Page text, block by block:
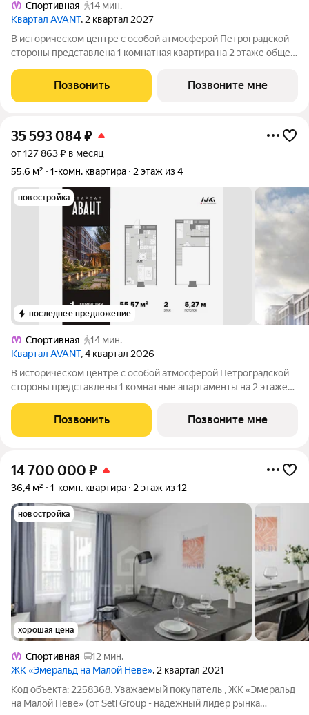
Спортивная
14 мин.
Квартал AVANT, 2 квартал 2027
В историческом центре с особой атмосферой Петроградской
стороны представлена 1 комнатная квартира на 2 этаже общей
представлены уникальные квартиры и апартаменты для
ценителей камерности и равновесия.
Позвонить Позвоните мне
35 593 084₽
от 127 863 ₽ в месяц
55,6 м²
1-комн. квартира 2 этаж из 4
новостройка
последнее предложение
Спортивная
14 мин.
Квартал AVANT, 4 квартал 2026
В историческом центре с особой атмосферой Петроградской
стороны представлены 1 комнатные апартаменты на 2 этаже
представлены уникальные Life-work апартаменты с эстетикой
лофта. Окружение корпуса
Позвонить Позвоните мне
14 700 000 ₽
36,4 м² 1-комн. квартира 2 этаж из 12
новостройка
хорошая цена
Спортивная
12 мин.
ЖК «Эмеральд на Малой Неве», 2 квартал 2021
Код объекта: 2258368. Уважаемый покупатель , ЖК «Эмеральд
на Малой Неве» (от Setl Group - надежный лидер рынка